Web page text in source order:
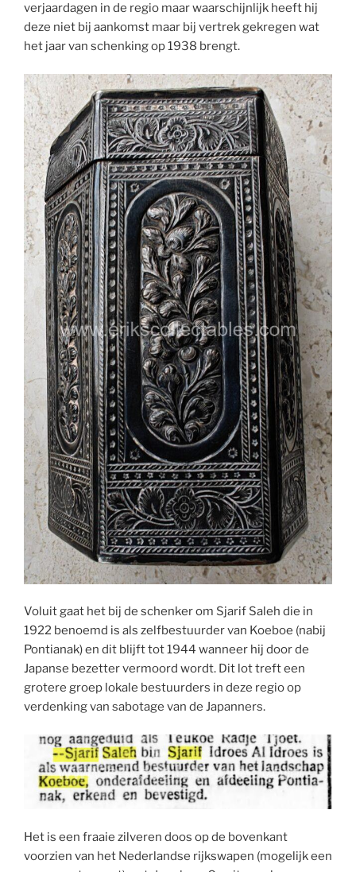
verjaardagen in de regio maar waarschijnlijk heeft hij
deze niet bij aankomst maar bij vertrek gekregen wat
het jaar van schenking op 1938 brengt.
Voluit gaat het bij de schenker om Sjarif Saleh die in
1922 benoemd is als zelfbestuurder van Koeboe (nabij
Pontianak) en dit blijft tot 1944 wanneer hij door de
Japanse bezetter vermoord wordt. Dit lot treft een
grotere groep lokale bestuurders in deze regio op
verdenking van sabotage van de Japanners.
Het is een fraaie zilveren doos op de bovenkant
voorzien van het Nederlandse rijkswapen (mogelijk een